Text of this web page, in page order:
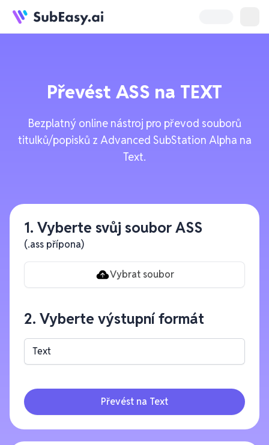
Převést ASS na TEXT
Bezplatný online nástroj pro převod souborů
titulků/popisků z Advanced SubStation Alpha na
Text.
1. Vyberte svůj soubor ASS
(.ass přípona)
Vybrat soubor
2. Vyberte výstupní formát
Text
Převést na Text